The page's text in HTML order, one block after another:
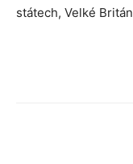
státech, Velké